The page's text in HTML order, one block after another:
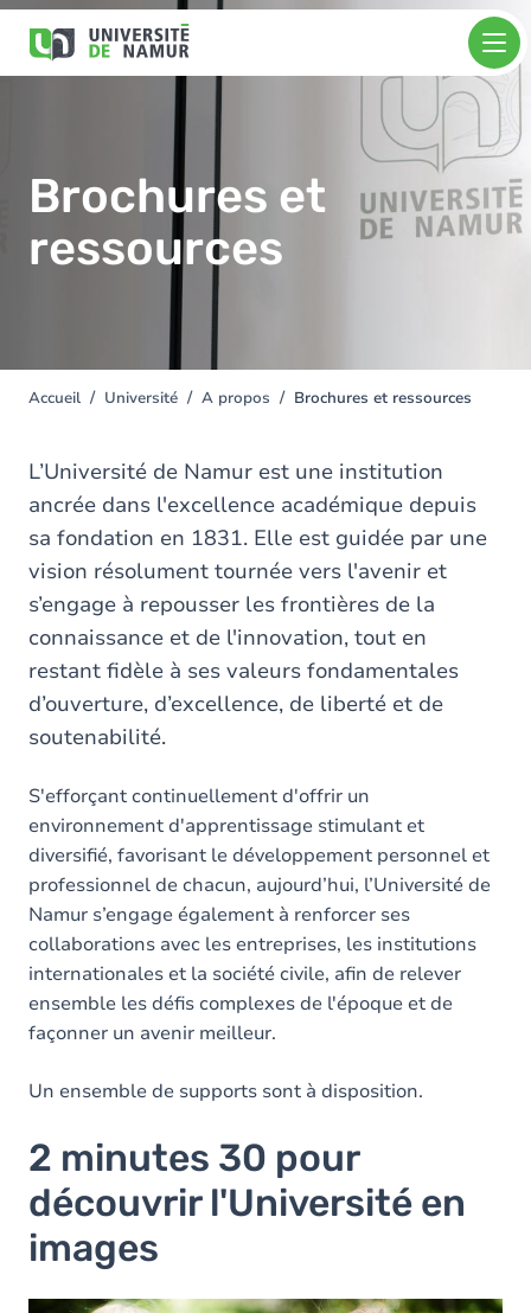
Aller au contenu principal
Aller
contenu
Image
Brochures et
ressources
You
here
Accueil Université A propos Brochures et ressources
L’Université de Namur est une institution
ancrée dans l'excellence académique depuis
sa fondation en 1831. Elle est guidée par une
vision résolument tournée vers l'avenir et
s’engage à repousser les frontières de la
connaissance et de l'innovation, tout en
restant fidèle à ses valeurs fondamentales
d’ouverture, d’excellence, de liberté et de
soutenabilité.
S'efforçant continuellement d'offrir un
environnement d'apprentissage stimulant et
diversifié, favorisant le développement personnel et
professionnel de chacun, aujourd’hui, l’Université de
Namur s’engage également à renforcer ses
collaborations avec les entreprises, les institutions
internationales et la société civile, afin de relever
ensemble les défis complexes de l'époque et de
façonner un avenir meilleur.
Un ensemble de supports sont à disposition.
2 minutes 30 pour
découvrir l'Université en
images